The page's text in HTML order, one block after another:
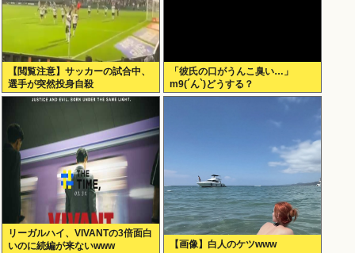
【閲覧注意】サッカーの試合中、
選手が突然投身自殺
「彼氏の口がうんこ臭い…」
m9(´ん`)どうする？
リーガルハイ、VIVANTの3倍面白
いのに続編が来ないwww
【画像】白人のケツwww